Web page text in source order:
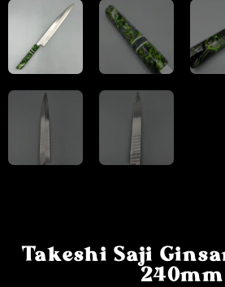
Takeshi Saji
240mm